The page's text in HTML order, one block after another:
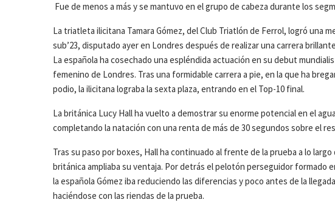
Fue de menos a más y se mantuvo en el grupo de cabeza durante los
La triatleta ilicitana Tamara Gómez, del Club Triatlón de Ferrol, logró una
sub’23, disputado ayer en Londres después de realizar una carrera
La española ha cosechado una espléndida actuación en su debut
femenino de Londres. Tras una formidable carrera a pie, en la que ha
podio, la ilicitana lograba la sexta plaza, entrando en el Top-10 final.
La británica Lucy Hall ha vuelto a demostrar su enorme potencial en el
completando la natación con una renta de más de 30 segundos sobre el
Tras su paso por boxes, Hall ha continuado al frente de la prueba a lo
británica ampliaba su ventaja. Por detrás el pelotón perseguidor formado
la española Gómez iba reduciendo las diferencias y poco antes de la
haciéndose con las riendas de la prueba.